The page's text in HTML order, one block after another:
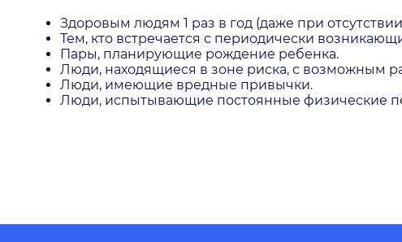
Здоровым людям 1 раз в год (даже при
Тем, кто встречается с периодически
Пары, планирующие рождение ребенка.
Люди, находящиеся в зоне риска, с возможным
Люди, имеющие вредные привычки.
Люди, испытывающие постоянные физические